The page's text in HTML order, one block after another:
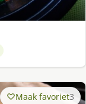
Maak favoriet3